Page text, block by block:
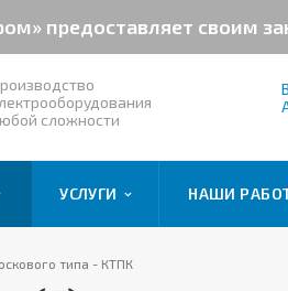
предоставляет своим
сложности
УСЛУГИ НАШИ
типа - КТПК